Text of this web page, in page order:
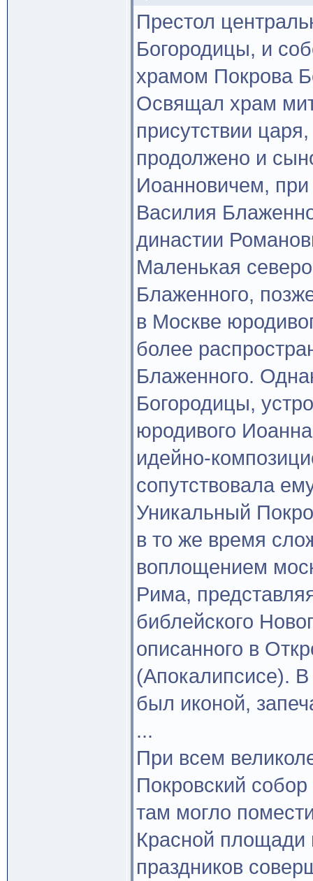
Престол
Богородицы, и
храмом Покрова
Освящал храм
присутствии
продолжено и
Иоанновичем,
Василия
династии
Маленькая
Блаженного,
в Москве
более
Блаженного.
Богородицы,
юродивого
идейно-
сопутствовала
Уникальный
в то же время
воплощением
Рима,
библейского
описанного в
(Апокалипсисе).
был иконой,
...
При всем
Покровский
там могло
Красной площади
праздников